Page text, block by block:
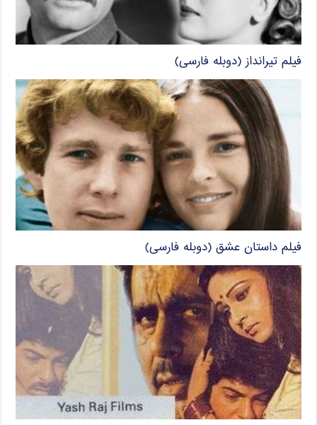
فیلم تیرانداز (دوبله فارسی)
فیلم داستان عشق (دوبله فارسی)